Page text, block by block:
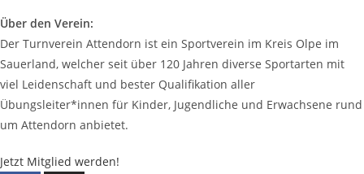
Über den Verein:
Der Turnverein Attendorn ist ein Sportverein im Kreis Olpe im
Sauerland, welcher seit über 120 Jahren diverse Sportarten mit
viel Leidenschaft und bester Qualifikation aller
Übungsleiter*innen für Kinder, Jugendliche und Erwachsene rund
um Attendorn anbietet.
Jetzt Mitglied werden!